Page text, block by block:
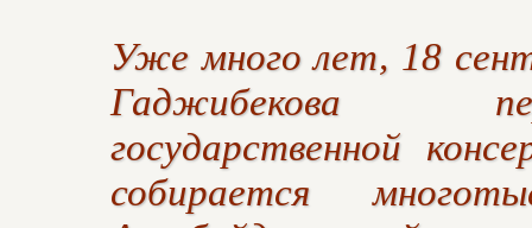
Уже много лет, 18
Гаджибекова
государственной
собирается